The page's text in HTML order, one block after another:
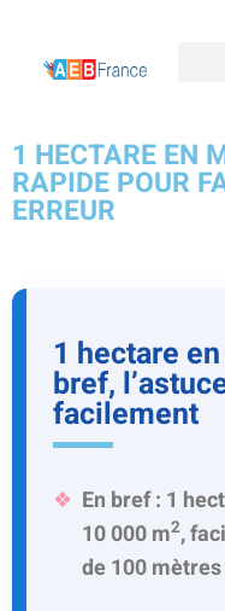
1 HECTARE EN
RAPIDE POUR
ERREUR
1 hectare
bref,
facilement
En bref : 1
10 000 m2,
de 100